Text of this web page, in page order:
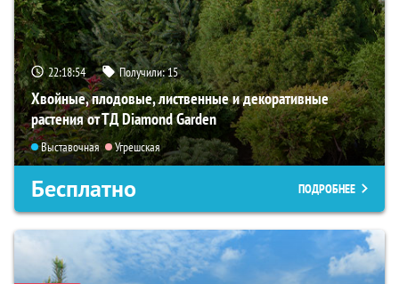
22:18:53 Получили:15
Хвойные, плодовые, лиственные и декоративные
растения от ТД Diamond Garden
Выставочная Угрешская
Бесплатно ПОДРОБНЕЕ